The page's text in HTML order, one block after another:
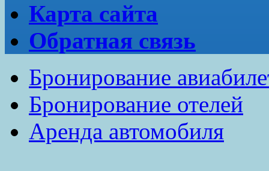
Карта сайта
Обратная связь
Бронирование
Бронирование отелей
Аренда автомобиля